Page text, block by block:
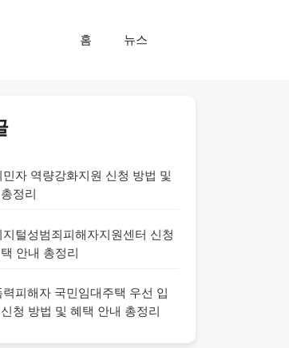
홈 뉴스
민자 역량강화지원 신청 방법 및
정리
지털성범죄피해자지원센터 신청
안내 총정리
력피해자 국민임대주택 우선 입
청 방법 및 혜택 안내 총정리